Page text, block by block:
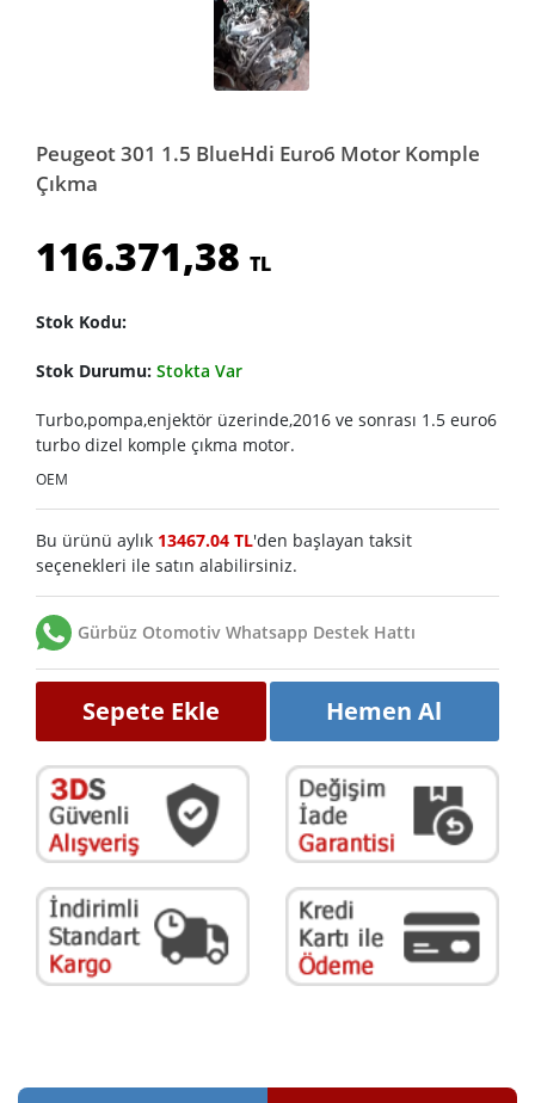
Peugeot 301 1.5 BlueHdi Euro6 Motor Komple
Çıkma
116.371,38 TL
Stok Kodu:
Stok Durumu: Stokta Var
Turbo,pompa,enjektör üzerinde,2016 ve sonrası 1.5 euro6
turbo dizel komple çıkma motor.
OEM
Bu ürünü aylık 13467.04 TL'den başlayan taksit
seçenekleri ile satın alabilirsiniz.
Gürbüz Otomotiv Whatsapp Destek Hattı
Sepete Ekle Hemen Al